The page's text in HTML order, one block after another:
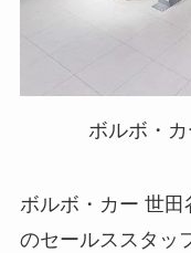
ボルボ・
ボルボ・カー 世
のセールススタッ